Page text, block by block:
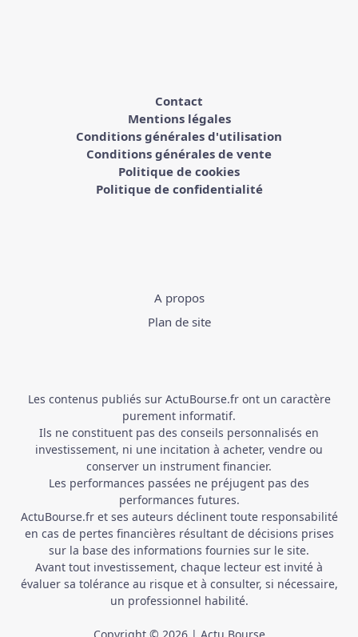
Contact
Mentions légales
Conditions générales d'utilisation
Conditions générales de vente
Politique de cookies
Politique de confidentialité
A propos
Plan de site
Les contenus publiés sur ActuBourse.fr ont un caractère
purement informatif.
Ils ne constituent pas des conseils personnalisés en
investissement, ni une incitation à acheter, vendre ou
conserver un instrument financier.
Les performances passées ne préjugent pas des
performances futures.
ActuBourse.fr et ses auteurs déclinent toute responsabilité
en cas de pertes financières résultant de décisions prises
sur la base des informations fournies sur le site.
Avant tout investissement, chaque lecteur est invité à
évaluer sa tolérance au risque et à consulter, si nécessaire,
un professionnel habilité.
Copyright © 2026 | Actu Bourse